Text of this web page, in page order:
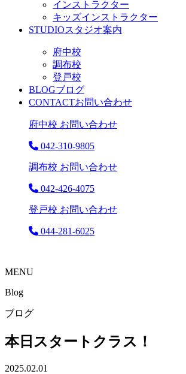
インストラクター
キッズインストラクター
STUDIOスタジオ案内
府中校
調布校
登戸校
BLOGブログ
CONTACTお問い合わせ
府中校 お問い合わせ
042-310-9805
調布校 お問い合わせ
042-426-4075
登戸校 お問い合わせ
044-281-6025
MENU
Blog
ブログ
本日スタートクラス！
2025.02.01